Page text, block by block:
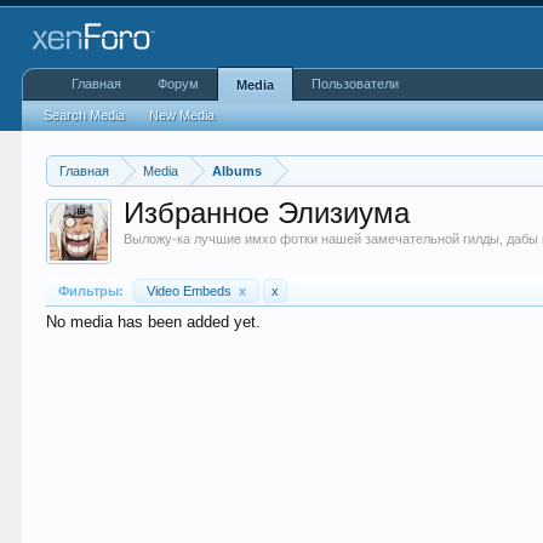
Главная Media Albums
Избранное Элизиума
Выложу-ка лучшие имхо фотки нашей замечательной гилды, дабы
Фильтры: Video Embeds x x
No media has been added yet.
Главная Форум Media
Search Media New Media
Пользователи